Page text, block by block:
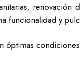
renovación
funcionalidad y
óptimas